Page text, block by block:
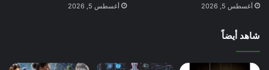
أغسطس 5, 2026 أغسطس 5, 2026
شاهد أيضاً